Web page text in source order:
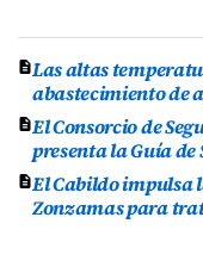
Las altas
abastecimiento de
El Consorcio de
presenta la Guía
El Cabildo impulsa
Zonzamas para